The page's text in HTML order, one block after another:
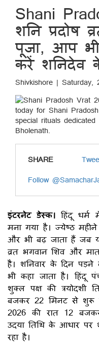
Shani
शनि प्रदोष
पूजा, आप
करें शनिदेव
Shivkishore | Saturday,
SHARE
Follow
इंटरनेट डेस्क।हिंदू धर्म
मना गया है। ज्येष्ठ
और भी बढ़ जाता हैं जब
व्रत भगवान शिव और
है। शनिवार के दिन पड़ने
भी कहा जाता है। हिंदू
शुक्ल पक्ष की त्रयोदशी
बजकर 22 मिनट से शुरू
2026 की रात 12
उदया तिथि के आधार पर
रहा है।